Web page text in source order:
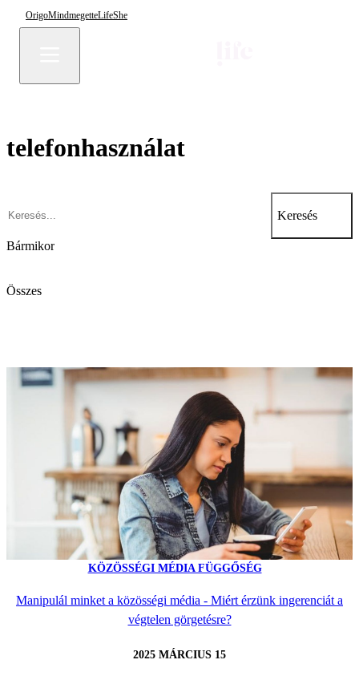
OrigoMindmegetteLifeShe
telefonhasználat
Keresés
Bármikor
Összes
KÖZÖSSÉGI MÉDIA FÜGGŐSÉG
Manipulál minket a közösségi média - Miért érzünk ingerenciát a
végtelen görgetésre?
2025 MÁRCIUS 15